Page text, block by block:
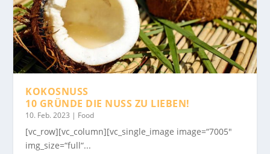
KOKOSNUSS
10 GRÜNDE DIE NUSS ZU LIEBEN!
10. Feb. 2023 | Food
[vc_row][vc_column][vc_single_image image=“7005″
img_size=“full“...